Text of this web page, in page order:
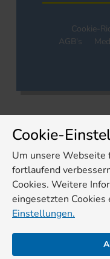
Cookie-
AGB's
Cookie-
Um unsere Webseite
fortlaufend
Cookies. Weitere
eingesetzten Cookies
Einstellungen.